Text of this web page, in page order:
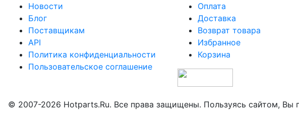
Новости
Блог
Поставщикам
API
Политика конфиденциальности
Пользовательское соглашение
Оплата
Доставка
Возврат товара
Избранное
Корзина
© 2007-2026 Hotparts.Ru. Все права защищены. Пользуясь сайтом, Вы